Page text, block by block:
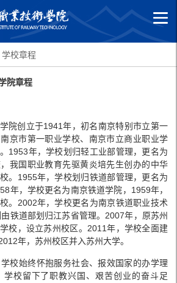
学校章程
院章程
院创立于1941年，初名南京特别市立第一
京市第一职业学校、南京市立商业职业学
1953年，学校划归轻工业部管理，更名为
我国职业教育先驱黄炎培先生创办的中华
。1955年，学校划归铁道部管理，更名为
年，学校更名为南京铁道学院，1959年，
。2002年，学校更名为南京铁道职业技术
铁道部划归江苏省管理。2007年，原苏州
校，设立苏州校区。2011年，学校全面建
年，苏州校区并入苏州大学。
校始终怀抱服务社会、报效国家的办学理
学校留下了职教兴国、艰苦创业的奋斗足